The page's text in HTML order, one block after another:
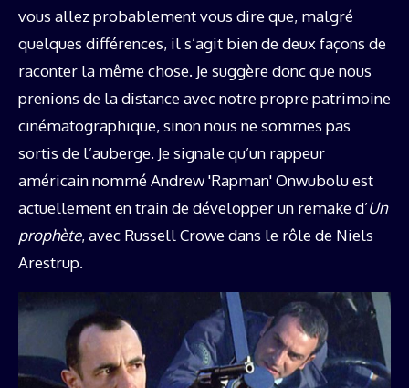
vous allez probablement vous dire que, malgré
quelques différences, il s’agit bien de deux façons de
raconter la même chose. Je suggère donc que nous
prenions de la distance avec notre propre patrimoine
cinématographique, sinon nous ne sommes pas
sortis de l’auberge. Je signale qu’un rappeur
américain nommé Andrew 'Rapman' Onwubolu est
actuellement en train de développer un remake d’Un
prophète, avec Russell Crowe dans le rôle de Niels
Arestrup.